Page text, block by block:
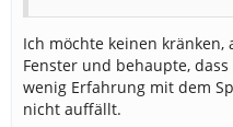
Ich möchte keinen
Fenster und behaupte,
wenig Erfahrung mit dem
nicht auffällt.